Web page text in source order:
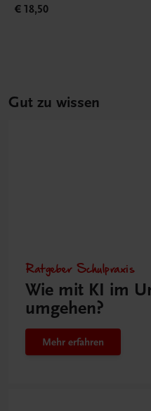
€ 18,50
Gut zu wissen
Ratgeber Schulpraxis
Wie mit KI im
umgehen?
Mehr erfahren